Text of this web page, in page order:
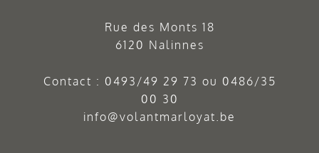
Rue des Monts 18
6120 Nalinnes
Contact : 0493/49 29 73 ou 0486/35
00 30
info@volantmarloyat.be